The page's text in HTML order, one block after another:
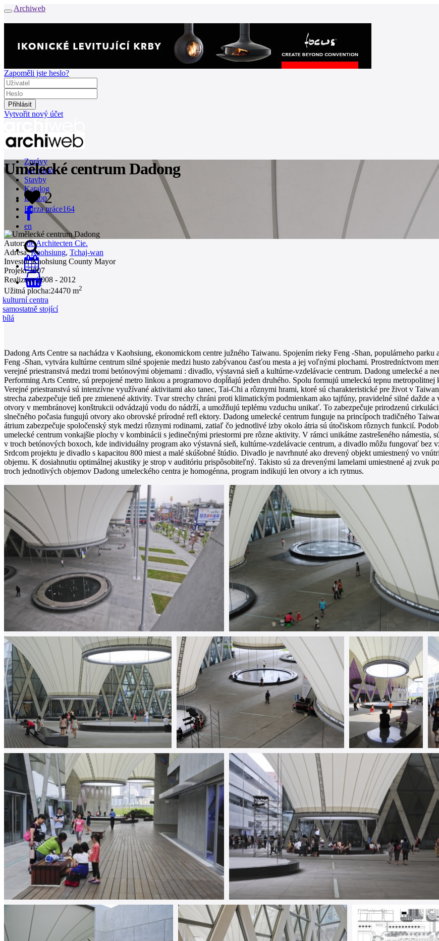
Archiweb
Zapoměli jste heslo?
Vytvořit nový účet
Zprávy
Architekti
Stavby
Katalog
E-shop
Burza práce164
en
0
Umělecké centrum Dadong
2
Autor: de Architecten Cie.
Adresa: Kaohsiung, Tchaj-wan
Investor:Kaohsiung County Mayor
Projekt:2007
Realizace:2008 - 2012
Užitná plocha:24470 m2
kulturní centra
samostatně stojící
bílá
Dadong Arts Centre sa nachádza v Kaohsiung, ekonomickom centre južného Taiwanu. Spojením rieky Feng -Shan, populárneho parku
Feng -Shan, vytvára kultúrne centrum silné spojenie medzi husto zabývanou časťou mesta a jej voľnými plochami. Prostredníctvom
verejné priestranstvá medzi tromi betónovými objemami : divadlo, výstavná sieň a kultúrne-vzdelávacie centrum. Dadong umelecké a
Performing Arts Centre, sú prepojené metro linkou a programovo dopĺňajú jeden druhého. Spolu formujú umeleckú tepnu metropolitnej
Verejné priestranstvá sú intenzívne využívané aktivitami ako tanec, Tai-Chi a rôznymi hrami, ktoré sú charakteristické pre život v
strecha zabezpečuje tieň pre zmienené aktivity. Tvar strechy chráni proti klimatickým podmienkam ako tajfúny, pravidelné silné dažde a
otvory v membránovej konštrukcii odvádzajú vodu do nádrží, a umožňujú teplému vzduchu unikať. To zabezpečuje prirodzenú
slnečného počasia fungujú otvory ako obrovské prírodné refl ektory. Dadong umelecké centrum funguje na princípoch tradičného
átrium zabezpečuje spoločenský styk medzi rôznymi rodinami, zatiaľ čo jednotlivé izby okolo átria sú útočiskom rôznych funkcií.
umelecké centrum vonkajšie plochy v kombinácii s jedinečnými priestormi pre rôzne aktivity. V rámci unikátne zastrešeného námestia,
v troch betónových boxoch, kde individuálny program ako výstavná sieň, kultúrne-vzdelávacie centrum, a divadlo môžu fungovať bez
Srdcom projektu je divadlo s kapacitou 800 miest a malé skúšobné štúdio. Divadlo je navrhnuté ako drevený objekt umiestnený vo
objemu. K dosiahnutiu optimálnej akustiky je strop v auditóriu prispôsobiteľný. Takisto sú za drevenými lamelami umiestnené aj zvuk
troch jednotlivých objemov Dadong umeleckého centra je homogénna, program indikujú len otvory a ich rytmus.